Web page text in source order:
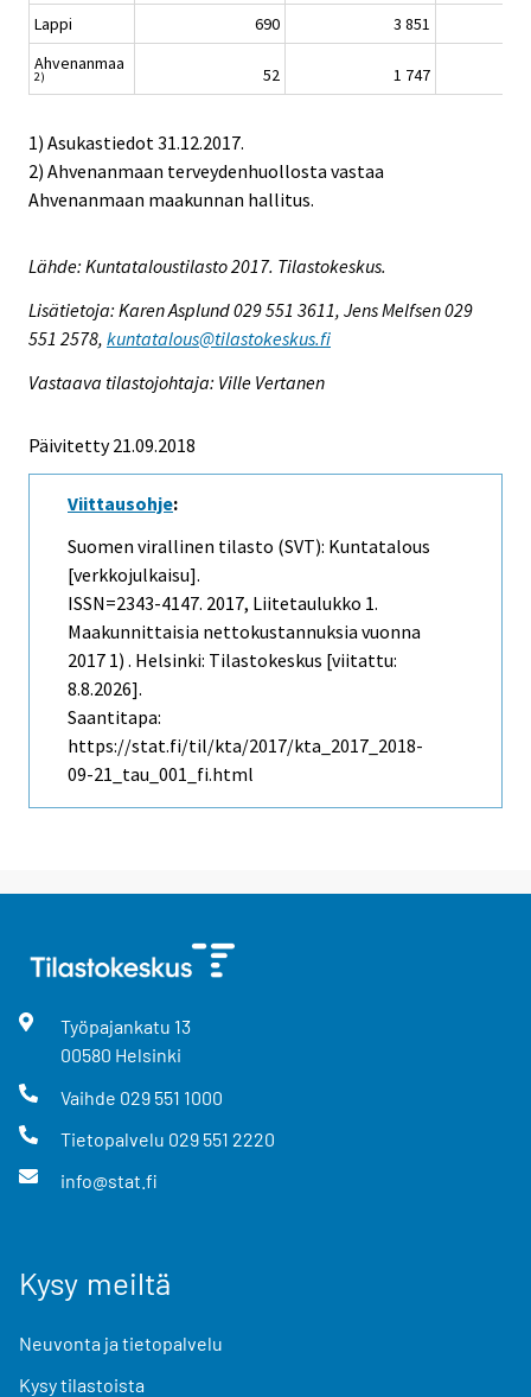
Lappi 690
3 851
Ahvenanmaa
2) 52 1 747
1) Asukastiedot 31.12.2017.
2) Ahvenanmaan terveydenhuollosta vastaa
Ahvenanmaan maakunnan hallitus.
Lähde: Kuntataloustilasto 2017. Tilastokeskus.
Lisätietoja: Karen Asplund 029 551 3611, Jens Melfsen 029
551 2578, kuntatalous@tilastokeskus.fi
Vastaava tilastojohtaja: Ville Vertanen
Päivitetty 21.09.2018
Viittausohje:
Suomen virallinen tilasto (SVT): Kuntatalous
[verkkojulkaisu].
ISSN=2343-4147. 2017, Liitetaulukko 1.
Maakunnittaisia nettokustannuksia vuonna
2017 1) . Helsinki: Tilastokeskus [viitattu:
8.8.2026].
Saantitapa:
https://stat.fi/til/kta/2017/kta_2017_2018-
09-21_tau_001_fi.html
Työpajankatu 13
00580 Helsinki
Vaihde 029 551 1000
Tietopalvelu 029 551 2220
info@stat.fi
Kysy meiltä
Neuvonta ja tietopalvelu
Kysy tilastoista